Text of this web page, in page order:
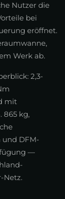
Nutzer die
bei
eröffnet.
Werk ab.
2,3-
mit
865 kg,
und DFM-
—
Netz.